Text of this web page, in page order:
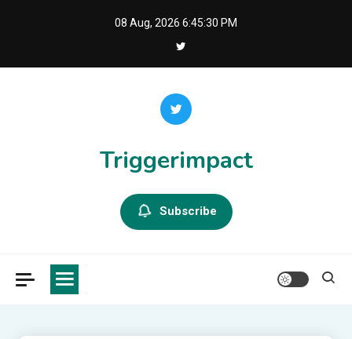
08 Aug, 2026 6:45:30 PM
Triggerimpact
Subscribe